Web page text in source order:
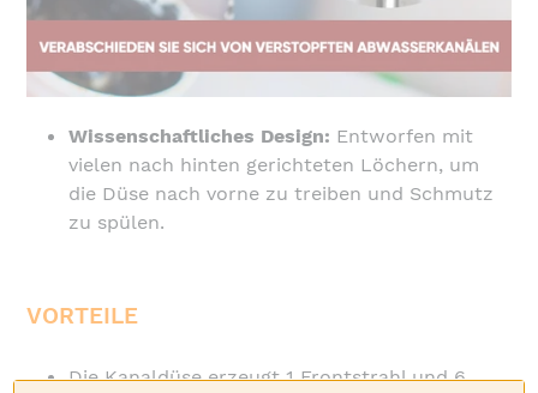
Wissenschaftliches Design: Entworfen mit
vielen nach hinten gerichteten Löchern, um
die Düse nach vorne zu treiben und Schmutz
zu spülen.
VORTEILE
Die Kanaldüse erzeugt 1 Frontstrahl und 6